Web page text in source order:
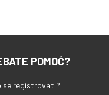
POMOĆ?
se registrovati?